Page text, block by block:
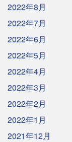
2022年8月
2022年7月
2022年6月
2022年5月
2022年4月
2022年3月
2022年2月
2022年1月
2021年12月